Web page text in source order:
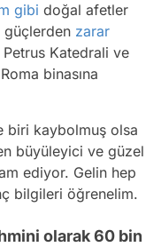
gibi doğal afetler
güçlerden zarar
Katedrali ve
binasına
biri kaybolmuş olsa
büyüleyici ve güzel
ediyor. Gelin hep
bilgileri öğrenelim.
olarak 60 bin